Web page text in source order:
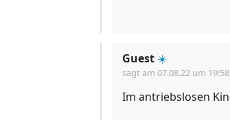
Guest ☀️
sagt am 07.08.22 um
Im antriebslosen